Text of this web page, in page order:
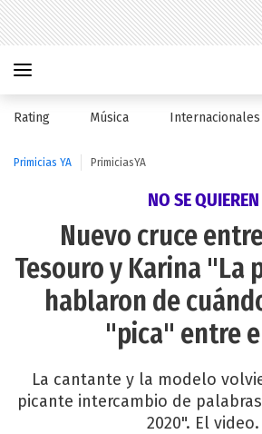
Rating Música Internacionales
Primicias YA PrimiciasYA
NO SE QUIEREN
Nuevo cruce
Tesouro y Karina "La
hablaron de
"pica" entre
La cantante y la modelo
picante intercambio de
2020". El video.